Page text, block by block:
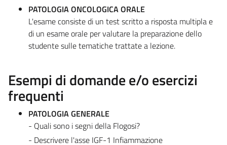
PATOLOGIA ONCOLOGICA ORALE
L'esame consiste di un test scritto a risposta multipla e
di un esame orale per valutare la preparazione dello
studente sulle tematiche trattate a lezione.
Esempi di domande e/o esercizi
frequenti
PATOLOGIA GENERALE
- Quali sono i segni della Flogosi?
- Descrivere l'asse IGF-1 Infiammazione